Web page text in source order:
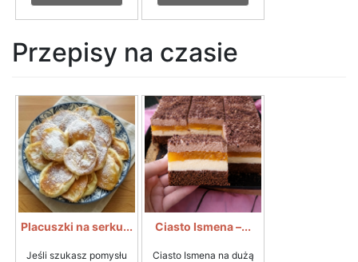
Przepisy na czasie
Placuszki na serku...
Jeśli szukasz pomysłu
Ciasto Ismena –...
Ciasto Ismena na dużą